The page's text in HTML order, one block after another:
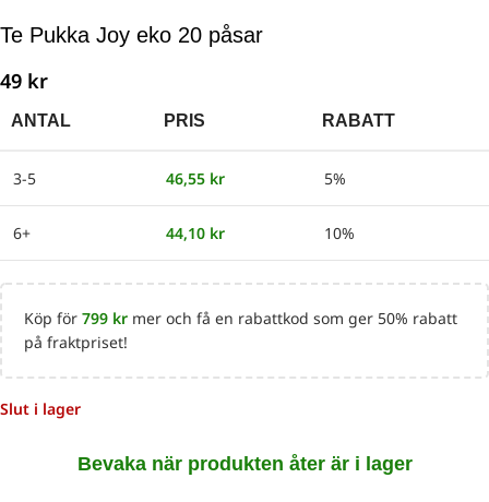
Te Pukka Joy eko 20 påsar
49 kr
ANTAL PRIS RABATT
3-5 46,55 kr 5%
6+ 44,10 kr 10%
Köp för 799 kr mer och få en rabattkod som ger 50% rabatt
på fraktpriset!
Slut i lager
Bevaka när produkten åter är i lager